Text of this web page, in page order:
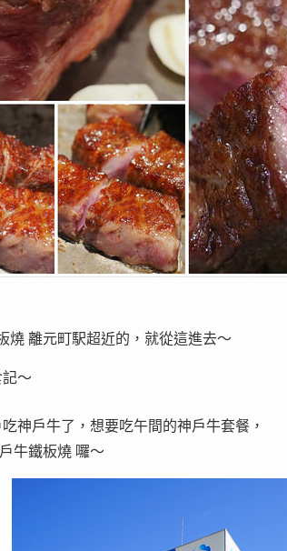
燒 離元町駅超近的，就從這進去～
～
神戶牛了，想要吃午間的神戶牛套餐，
牛鐵板燒 囉～